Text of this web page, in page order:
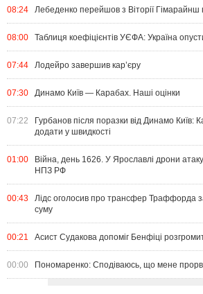
08:24 Лебеденко перейшов з Віторії Гімарайнш
08:00 Таблиця коефіцієнтів УЄФА: Україна
07:44 Лодейро завершив кар’єру
07:30 Динамо Київ — Карабах. Наші оцінки
07:22
Гурбанов після поразки від Динамо Київ:
додати у швидкості
01:00
Війна, день 1626. У Ярославлі дрони
НПЗ РФ
00:43
Лідс оголосив про трансфер Траффорда
суму
00:21 Асист Судакова допоміг Бенфіці
00:00 Пономаренко: Сподіваюсь, що мене